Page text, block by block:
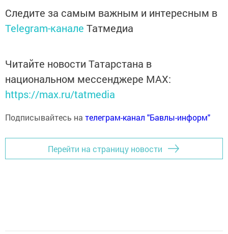
Следите за самым важным и интересным в
Telegram-канале Татмедиа
Читайте новости Татарстана в
национальном мессенджере MАХ:
https://max.ru/tatmedia
Подписывайтесь на телеграм-канал "Бавлы-информ"
Перейти на страницу новости